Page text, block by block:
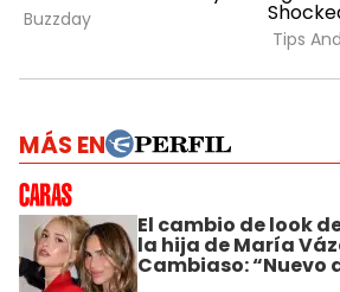
MÁS EN
El cambio de look
la hija de María
Cambiaso: “Nuevo